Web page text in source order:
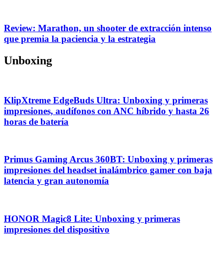
Review: Marathon, un shooter de extracción intenso
que premia la paciencia y la estrategia
Unboxing
KlipXtreme EdgeBuds Ultra: Unboxing y primeras
impresiones, audífonos con ANC híbrido y hasta 26
horas de batería
Primus Gaming Arcus 360BT: Unboxing y primeras
impresiones del headset inalámbrico gamer con baja
latencia y gran autonomía
HONOR Magic8 Lite: Unboxing y primeras
impresiones del dispositivo